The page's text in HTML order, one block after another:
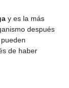
y es la más
después
de haber